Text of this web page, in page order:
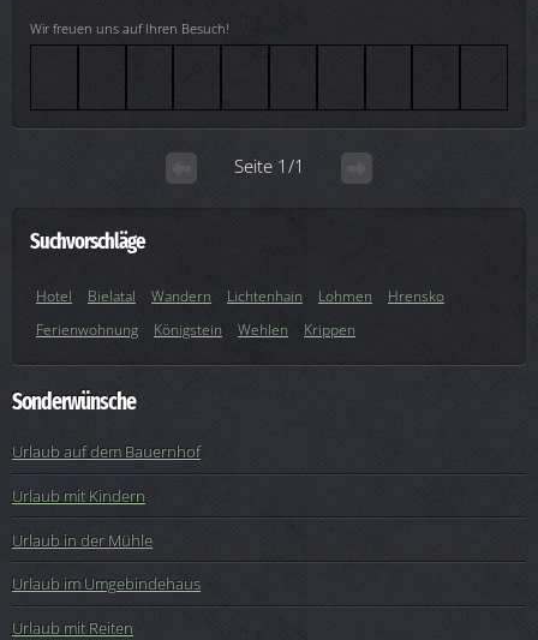
Wir freuen uns auf Ihren Besuch!
Seite 1/1
Suchvorschläge
Hotel Bielatal Wandern Lichtenhain Lohmen
Hrensko
Ferienwohnung
Königstein Wehlen Krippen
Sonderwünsche
Urlaub auf dem Bauernhof
Urlaub mit Kindern
Urlaub in der Mühle
Urlaub im Umgebindehaus
Urlaub mit Reiten